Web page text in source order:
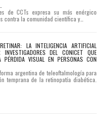
de CCTs expresa su más enérgico
contra la comunidad científica y…
LA INTELIGENCIA ARTIFICIAL
INVESTIGADORES DEL CONICET QUE
PÉRDIDA VISUAL EN PERSONAS CON
argentina de teleoftalmología para
temprana de la retinopatía diabética.